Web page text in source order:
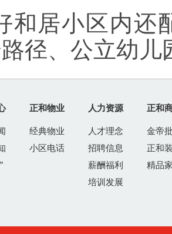
和居小区内还
径、公立幼
正和物业
经典物业
小区电话
人力资源
人才理念
招聘信息
薪酬福利
培训发展
正和
金帝
正和
精品